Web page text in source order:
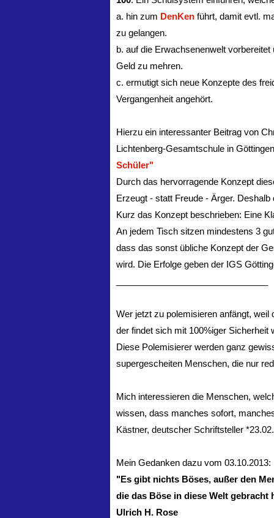
a. hin zum DenKen führt, damit evtl.
zu gelangen.
b. auf die Erwachsenenwelt
Geld zu mehren.
c. ermutigt sich neue Konzepte des
Vergangenheit angehört.
Hierzu ein interessanter Beitrag von
Lichtenberg-Gesamtschule in
Schüler"
Durch das hervorragende Konzept
Erzeugt - statt Freude - Ärger.
Kurz das Konzept beschrieben: Eine
An jedem Tisch sitzen mindestens 3
dass das sonst übliche Konzept der
wird. Die Erfolge geben der IGS
Wer jetzt zu polemisieren anfängt,
der findet sich mit 100%iger Sicherheit
Diese Polemisierer werden ganz
supergescheiten Menschen, die nur
Mich interessieren die Menschen,
wissen, dass manches sofort,
Kästner, deutscher Schriftsteller
Mein Gedanken dazu vom 03.10.2013:
"Es gibt nichts Böses, außer den
die das Böse in diese Welt gebracht
Ulrich H. Rose